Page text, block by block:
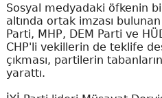
Sosyal medyadaki öfkenin
altında ortak imzası
Parti, MHP, DEM Parti ve
CHP'li vekillerin de teklife
çıkması, partilerin
yarattı.